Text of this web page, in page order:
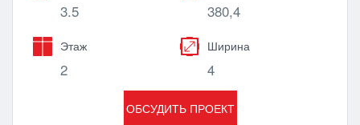
3.5 380,4
Этаж
2
Ширина
4
ОБСУДИТЬ ПРОЕКТ